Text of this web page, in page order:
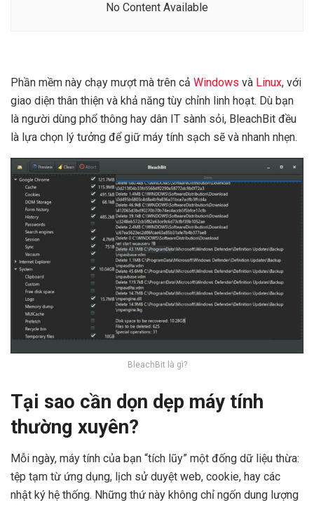
No Content Available
Phần mềm này chạy mượt mà trên cả Windows và Linux, với
giao diện thân thiện và khả năng tùy chỉnh linh hoạt. Dù bạn
là người dùng phổ thông hay dân IT sành sỏi, BleachBit đều
là lựa chọn lý tưởng để giữ máy tính sạch sẽ và nhanh nhẹn.
BleachBit là gì?
Tại sao cần dọn dẹp máy tính
thường xuyên?
Mỗi ngày, máy tính của bạn “tích lũy” một đống dữ liệu thừa:
tệp tạm từ ứng dụng, lịch sử duyệt web, cookie, hay các
nhật ký hệ thống. Những thứ này không chỉ ngốn dung lượng